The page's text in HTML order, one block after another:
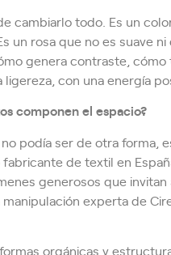
cambiarlo todo. Es un
un rosa que no es suave
genera contraste,
con una energía
componen el espacio?
podía ser de otra forma,
de textil en
generosos que
experta de
orgánicas y